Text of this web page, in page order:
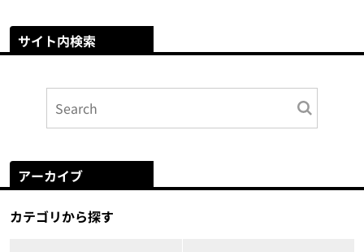
サイト内検索
アーカイブ
カテゴリから探す